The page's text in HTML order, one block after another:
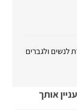
לנשים ולגברים
אותך